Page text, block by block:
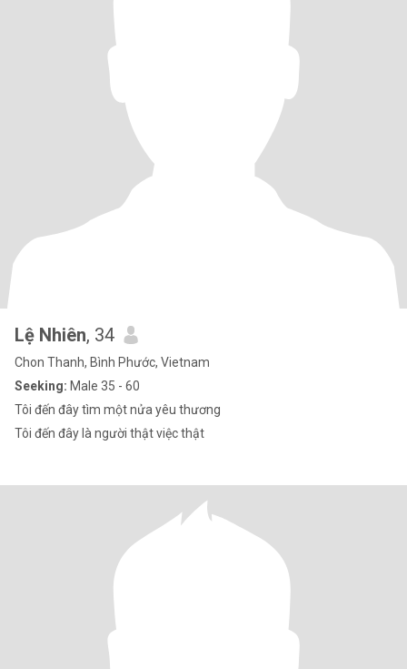
Lệ Nhiên, 34
Chon Thanh, Bình Phước, Vietnam
Seeking: Male 35 - 60
Tôi đến đây tìm một nửa yêu thương
Tôi đến đây là người thật việc thật